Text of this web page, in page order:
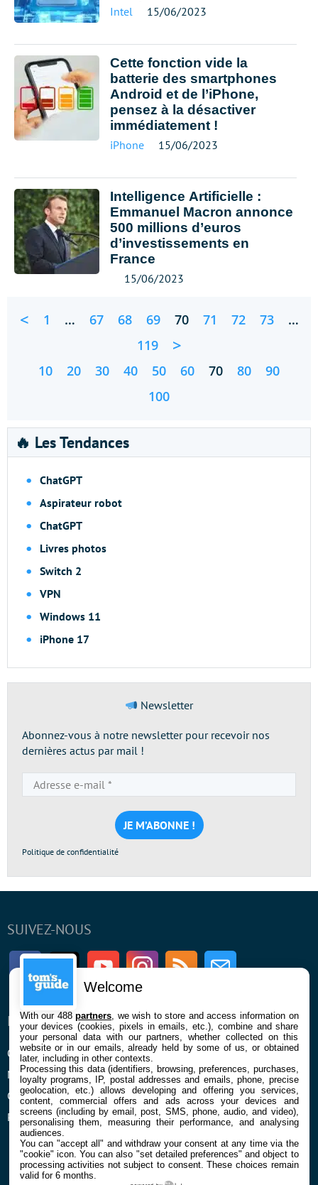
Intel 15/06/2023
Cette fonction vide la
batterie des smartphones
Android et de l’iPhone,
pensez à la désactiver
immédiatement !
iPhone 15/06/2023
Intelligence Artificielle :
Emmanuel Macron annonce
500 millions d’euros
d’investissements en
France
15/06/2023
< 1 … 67 68 69 70 71 72 73
…
119
>
10 20 30 40 50 60 70 80
90
100
🔥 Les Tendances
ChatGPT
Aspirateur robot
ChatGPT
Livres photos
Switch 2
VPN
Windows 11
iPhone 17
Newsletter
Abonnez-vous à notre newsletter pour recevoir nos
dernières actus par mail !
e-
mail
*
Politique de confidentialité
SUIVEZ-NOUS
FacebookTwitter Youtube InstagramRSS Newsletter
ENTREPRISE
Qui sommes nous
Mentions légales et CGU
Confidentialité et Cookies
Préférences cookies
À PROPOS
La rédaction
Contact
Welcome
With our 488partners , we wish to store and access information on
your devices (cookies, pixels in emails, etc.), combine and share
your personal data with our partners, whether collected on this
website or in our emails, already held by some of us, or obtained
later, including in other contexts.
Processing this data (identifiers, browsing, preferences, purchases,
loyalty programs, IP, postal addresses and emails, phone, precise
geolocation, etc.) allows developing and offering you services,
content, commercial offers and ads across your devices and
screens (including by email, post, SMS, phone, audio, and video),
personalising them, measuring their performance, and analysing
audiences.
You can "accept all" and withdraw your consent at any time via the
"cookie" icon. You can also "set detailed preferences" and object to
processing activities not subject to consent. These choices remain
valid for 6 months.